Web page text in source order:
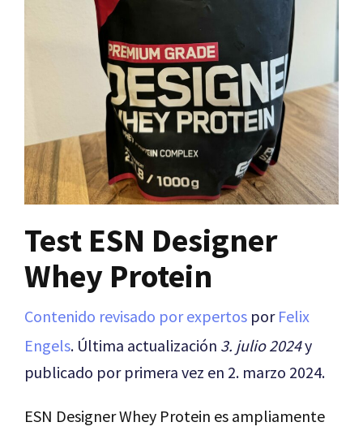
Test ESN Designer
Whey Protein
Contenido revisado por expertos por Felix
Engels. Última actualización 3. julio 2024y
publicado por primera vez en 2. marzo 2024.
ESN Designer Whey Protein es ampliamente